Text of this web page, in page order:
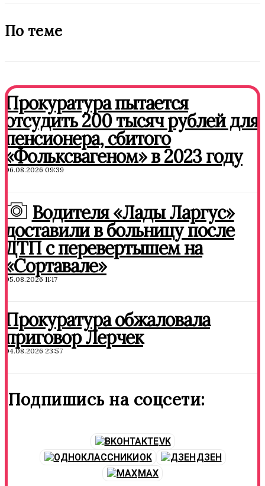
По теме
Прокуратура пытается
отсудить 200 тысяч рублей для
пенсионера, сбитого
«Фольксвагеном» в 2023 году
06.08.2026 09:39
Водителя «Лады Ларгус»
доставили в больницу после
ДТП с перевертышем на
«Сортавале»
05.08.2026 11:17
Прокуратура обжаловала
приговор Лерчек
04.08.2026 23:57
Подпишись на соцсети:
VK
OK
ДЗЕН
MAX